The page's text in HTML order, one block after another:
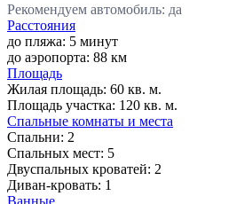
Рекомендуем автомобиль: да
Расстояния
до пляжа: 5 минут
до аэропорта: 88 км
Площадь
Жилая площадь: 60 кв. м.
Площадь участка: 120 кв. м.
Спальные комнаты и места
Спальни: 2
Спальных мест: 5
Двуспальных кроватей: 2
Диван-кровать: 1
Ванные